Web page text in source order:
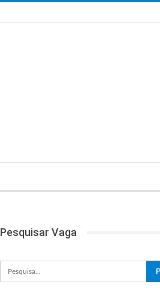
Pesquisar Vaga